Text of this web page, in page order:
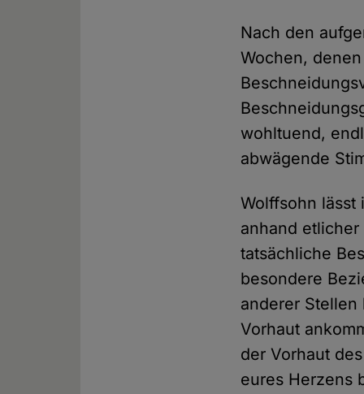
Nach den
Wochen,
wohltuend,
abwägende
Wolffsohn lässt
anhand
tatsächliche
besondere
anderer
Vorhaut
der Vorhaut
eures Herzens